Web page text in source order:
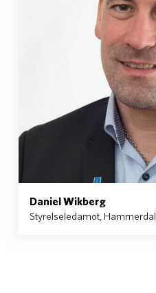
Daniel Wikberg
Styrelseledamot, Hammerdal